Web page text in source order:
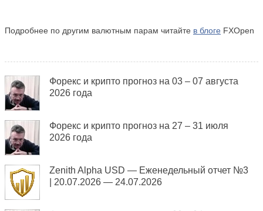
Подробнее по другим валютным парам читайте в блоге FXOpen
Форекс и крипто прогноз на 03 – 07 августа
2026 года
Форекс и крипто прогноз на 27 – 31 июля
2026 года
Zenith Alpha USD — Еженедельный отчет №3
| 20.07.2026 — 24.07.2026